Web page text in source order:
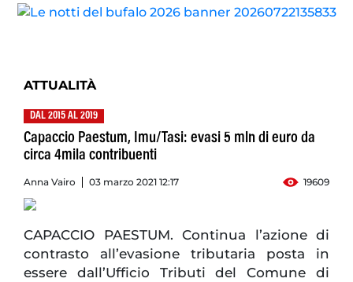
ATTUALITÀ
DAL 2015 AL 2019
Capaccio Paestum, Imu/Tasi: evasi 5 mln di euro da
circa 4mila contribuenti
Anna Vairo 03 marzo 2021 12:17 19609
CAPACCIO PAESTUM. Continua l’azione di
contrasto all’evasione tributaria posta in
essere dall’Ufficio Tributi del Comune di